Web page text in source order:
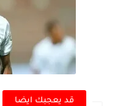
قد يعجبك ايضا